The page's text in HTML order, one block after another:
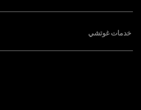
خدمات غوتشي